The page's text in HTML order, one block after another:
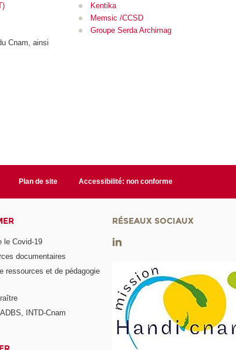
Cnam, ainsi
Kentika
Memsic /CCSD
Groupe Serda Archimag
Plan de site Accessibilité: non conforme
le Covid-19
documentaires
ressources et de pédagogie
INTD-Cnam
RÉSEAUX SOCIAUX